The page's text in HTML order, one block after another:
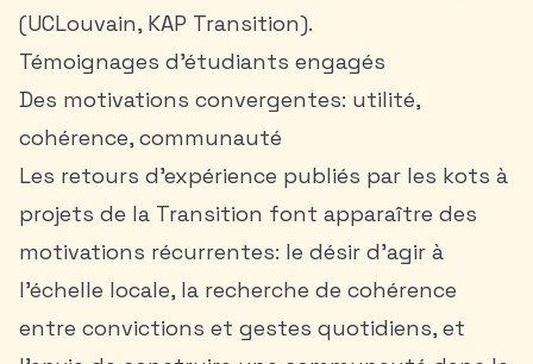
(UCLouvain, KAP Transition).
Témoignages d'étudiants engagés
Des motivations convergentes: utilité,
cohérence, communauté
Les retours d’expérience publiés par les kots à
projets de la Transition font apparaître des
motivations récurrentes: le désir d’agir à
l’échelle locale, la recherche de cohérence
entre convictions et gestes quotidiens, et